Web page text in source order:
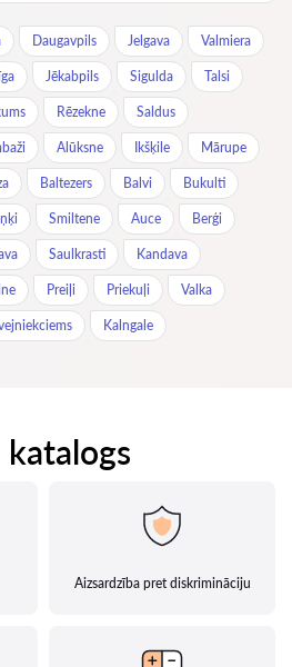
Daugavpils Jelgava Valmiera
Jēkabpils Sigulda Talsi
Rēzekne Saldus
Alūksne Ikšķile Mārupe
Baltezers Balvi Bukulti
Smiltene Auce Berģi
Saulkrasti Kandava
Preiļi Priekuļi Valka
Kalngale
Aizsardzība pret diskrimināciju